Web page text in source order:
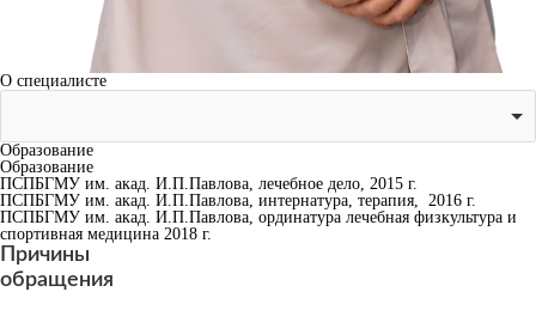
О специалисте
Образование
Образование
ПСПБГМУ им. акад. И.П.Павлова, лечебное дело, 2015 г.
ПСПБГМУ им. акад. И.П.Павлова, интернатура, терапия, 2016 г.
ПСПБГМУ им. акад. И.П.Павлова, ординатура лечебная физкультура и
спортивная медицина 2018 г.
Причины
обращения